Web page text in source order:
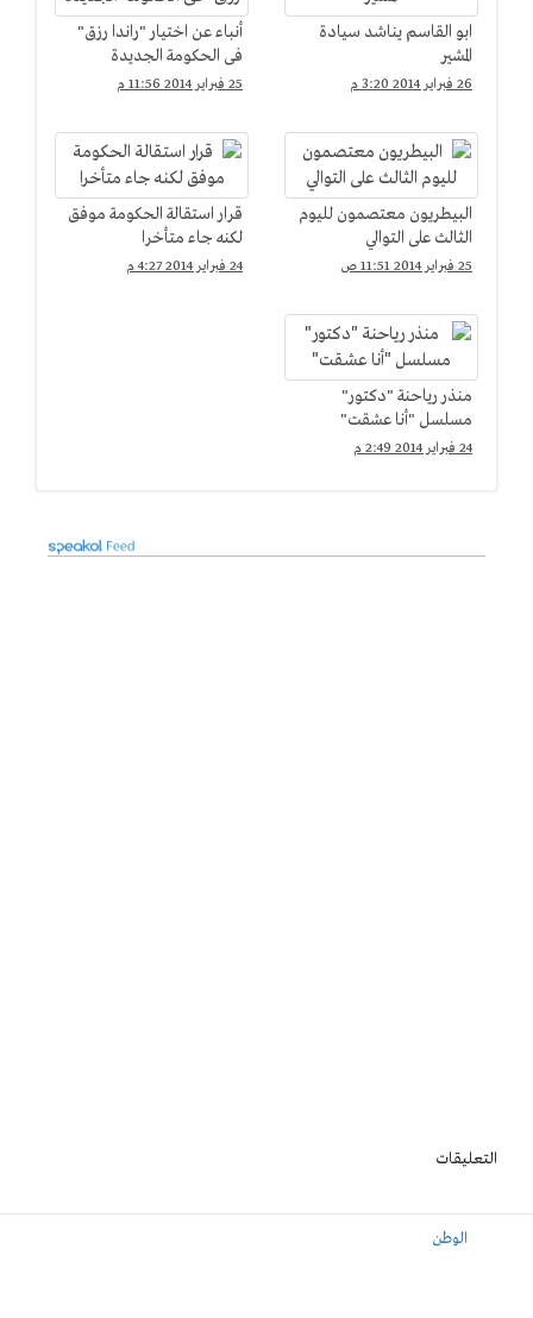
ابو القاسم يناشد سيادة
المشير
26 فبراير 2014 3:20 م
أنباء عن اختيار "راندا رزق"
فى الحكومة الجديدة
25 فبراير 2014 11:56 م
البيطريون معتصمون لليوم
الثالث على التوالي
25 فبراير 2014 11:51 ص
قرار استقالة الحكومة موفق
لكنه جاء متأخرا
24 فبراير 2014 4:27 م
منذر رياحنة "دكتور"
مسلسل "أنا عشقت"
24 فبراير 2014 2:49 م
التعليقات
الوطن